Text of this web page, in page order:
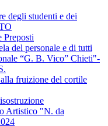
degli studenti e dei
Preposti
del personale e di tutti
“G. B. Vico” Chieti"-
fruizione del cortile
Artistico "N. da